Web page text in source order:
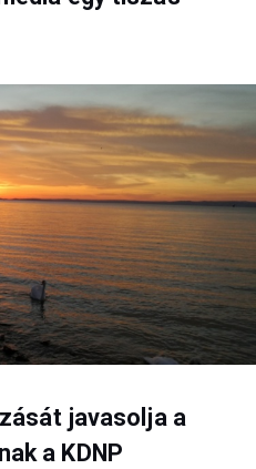
javasolja a
a KDNP